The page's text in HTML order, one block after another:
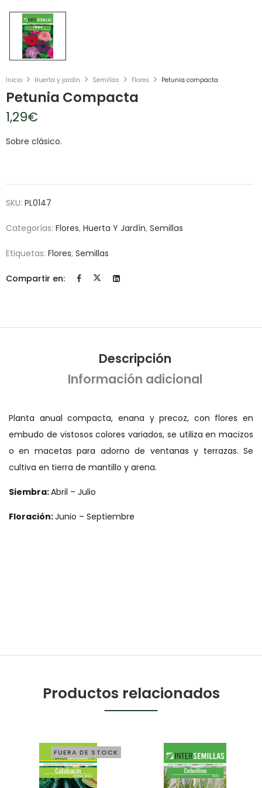
Inicio Huerta y jardín Semillas Flores Petunia compacta
Petunia Compacta
1,29€
Sobre clásico.
SKU: PL0147
Categorías: Flores, Huerta Y Jardín, Semillas
Etiquetas: Flores, Semillas
Compartir en:
Descripción
Información adicional
Planta anual compacta, enana y precoz, con flores en
embudo de vistosos colores variados, se utiliza en macizos
o en macetas para adorno de ventanas y terrazas. Se
cultiva en tierra de mantillo y arena.
Siembra:Abril – Julio
Floración:Junio – Septiembre
Productos relacionados
FUERA DE STOCK